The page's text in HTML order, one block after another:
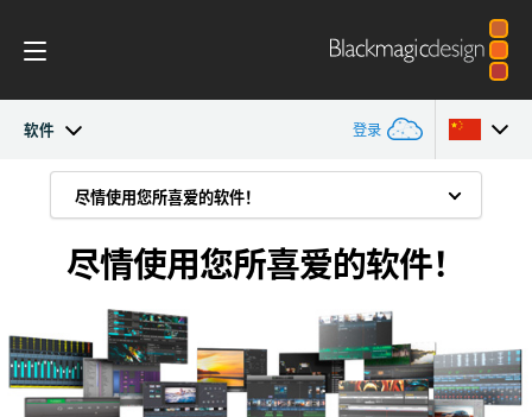
软件 登录
Intensity Pro 4K
工作流程
Media Express
Argentina
Australia
Brazil
Canada
尽情使用您所喜爱的软件！
尽情使用您所喜爱的软件！
DaVinci Resolve
Final Cut Pro X
Avid Media Composer
尽情使用您所喜爱的软件！